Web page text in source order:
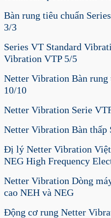
Bàn rung tiêu chuẩn
3/3
Series VT Standard
Vibration VTP 5/5
Netter Vibration Bàn rung
10/10
Netter Vibration Serie
Netter Vibration Bàn thấp
Đị lý Netter Vibration
NEG High Frequency
Netter Vibration Dòng
cao NEH và NEG
Động cơ rung Netter